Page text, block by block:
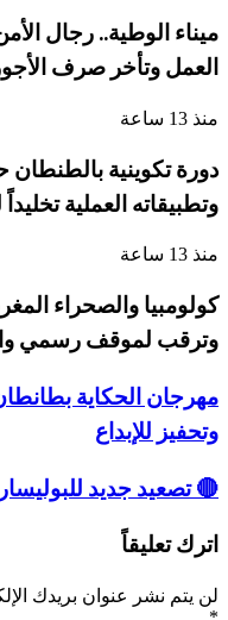
ميناء الوطية.. رجال
العمل وتأخر صرف
منذ 13 ساعة
دورة تكوينية
وتطبيقاته العملية
منذ 13 ساعة
كولومبيا والصحراء
وترقب لموقف رسمي
مهرجان الحكاية
وتحفيز للإبداع
🔴 تصعيد جديد
اترك تعليقاً
لن يتم نشر عنوان بريدك